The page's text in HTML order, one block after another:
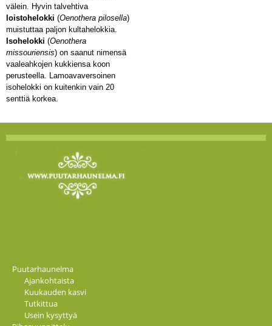
välein. Hyvin talvehtiva
loistohelokki (Oenothera pilosella)
muistuttaa paljon kultahelokkia.
Isohelokki (Oenothera
missouriensis) on saanut nimensä
vaaleahkojen kukkiensa koon
perusteella. Lamoavaversoinen
isohelokki on kuitenkin vain 20
senttiä korkea.
Puutarhaunelma
Ajankohtaista
Kuukauden kasvi
Tutkittua
Usein kysyttyä